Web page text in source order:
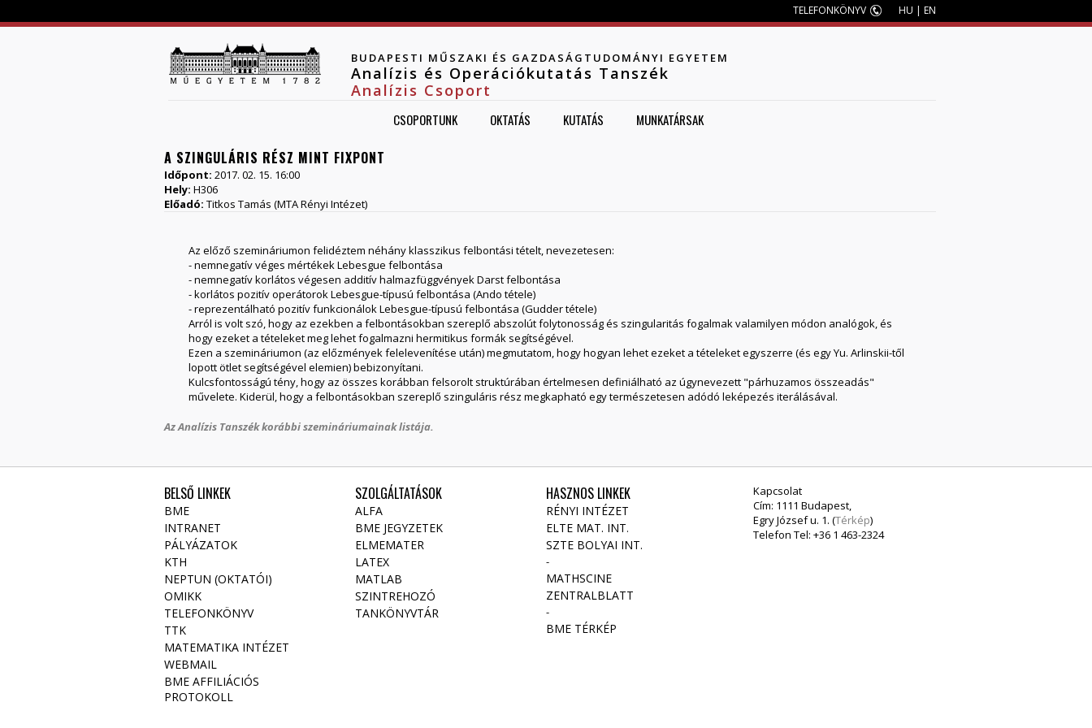
TELEFONKÖNYV HU | EN
BUDAPESTI MŰSZAKI ÉS GAZDASÁGTUDOMÁNYI EGYETEM
Analízis és Operációkutatás Tanszék
Analízis Csoport
CSOPORTUNK OKTATÁS KUTATÁS MUNKATÁRSAK
A SZINGULÁRIS RÉSZ MINT FIXPONT
Időpont: 2017. 02. 15. 16:00
Hely: H306
Előadó: Titkos Tamás (MTA Rényi Intézet)
Az előző szemináriumon felidéztem néhány klasszikus felbontási tételt, nevezetesen:
- nemnegatív véges mértékek Lebesgue felbontása
- nemnegatív korlátos végesen additív halmazfüggvények Darst felbontása
- korlátos pozitív operátorok Lebesgue-típusú felbontása (Ando tétele)
- reprezentálható pozitív funkcionálok Lebesgue-típusú felbontása (Gudder tétele)
Arról is volt szó, hogy az ezekben a felbontásokban szereplő abszolút folytonosság és szingularitás fogalmak valamilyen módon analógok, és
hogy ezeket a tételeket meg lehet fogalmazni hermitikus formák segítségével.
Ezen a szemináriumon (az előzmények felelevenítése után) megmutatom, hogy hogyan lehet ezeket a tételeket egyszerre (és egy Yu. Arlinskii-től
lopott ötlet segítségével elemien) bebizonyítani.
Kulcsfontosságú tény, hogy az összes korábban felsorolt struktúrában értelmesen definiálható az úgynevezett "párhuzamos összeadás"
művelete. Kiderül, hogy a felbontásokban szereplő szinguláris rész megkapható egy természetesen adódó leképezés iterálásával.
Az Analízis Tanszék korábbi szemináriumainak listája.
BELSŐ LINKEK
BME
INTRANET
PÁLYÁZATOK
KTH
NEPTUN (OKTATÓI)
OMIKK
TELEFONKÖNYV
TTK
MATEMATIKA INTÉZET
WEBMAIL
BME AFFILIÁCIÓS
PROTOKOLL
SZOLGÁLTATÁSOK
ALFA
BME JEGYZETEK
ELMEMATER
LATEX
MATLAB
SZINTREHOZÓ
TANKÖNYVTÁR
HASZNOS LINKEK
RÉNYI INTÉZET
ELTE MAT. INT.
SZTE BOLYAI INT.
-
MATHSCINE
ZENTRALBLATT
-
BME TÉRKÉP
Kapcsolat
Cím: 1111 Budapest,
Egry József u. 1. (Térkép)
Telefon Tel: +36 1 463-2324